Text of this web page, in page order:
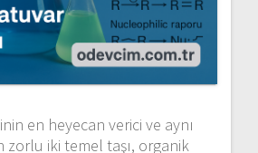
en heyecan verici ve aynı
zorlu iki temel taşı, organik